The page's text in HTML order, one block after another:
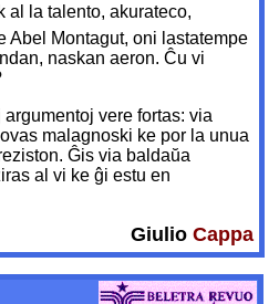
al la talento, akurateco,
Abel Montagut, oni lastatempe
naskan aeron. Ĉu vi
vere fortas: via
malagnoski ke por la unua
Ĝis via baldaŭa
al vi ke ĝi estu en
Giulio Cappa